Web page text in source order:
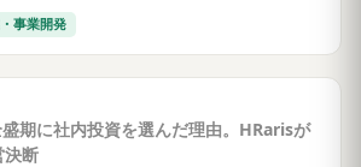
事業開発
期に社内投資を選んだ理由。HRarisが
決断